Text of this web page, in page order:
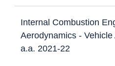
Internal Combustion
Aerodynamics -
a.a. 2021-22